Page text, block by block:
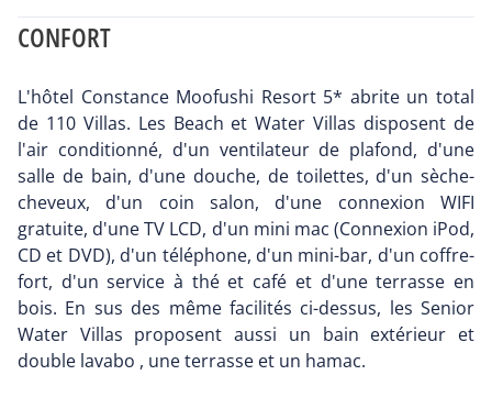
CONFORT
L'hôtel Constance Moofushi Resort 5* abrite un total
de 110 Villas. Les Beach et Water Villas disposent de
l'air conditionné, d'un ventilateur de plafond, d'une
salle de bain, d'une douche, de toilettes, d'un sèche-
cheveux, d'un coin salon, d'une connexion WIFI
gratuite, d'une TV LCD, d'un mini mac (Connexion iPod,
CD et DVD), d'un téléphone, d'un mini-bar, d'un coffre-
fort, d'un service à thé et café et d'une terrasse en
bois. En sus des même facilités ci-dessus, les Senior
Water Villas proposent aussi un bain extérieur et
double lavabo , une terrasse et un hamac.